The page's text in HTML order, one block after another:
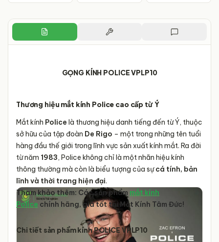
GỌNG KÍNH POLICE VPLP10
Thương hiệu mắt kính Police cao cấp từ Ý
Mắt kính Police là thương hiệu danh tiếng đến từ Ý, thuộc
sở hữu của tập đoàn De Rigo – một trong những tên tuổi
hàng đầu thế giới trong lĩnh vực sản xuất kính mắt. Ra đời
từ năm 1983, Police không chỉ là một nhãn hiệu kính
thông thường mà còn là biểu tượng của sựcá tính, bản
lĩnh và thời trang hiện đại.
Tham khảo thêm: Các sản phẩm mắt kính
Police chính hãng, giá tốt tại Mắt Kính Tâm Đức!
Chi tiết sản phẩm kínhPOLICE VPLP10